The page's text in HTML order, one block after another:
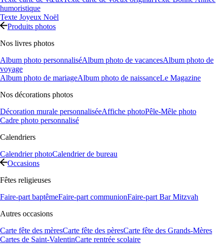
humoristique
Texte Joyeux Noël
Produits photos
Nos livres photos
Album photo personnaliséAlbum photo de vacancesAlbum photo de
voyage
Album photo de mariageAlbum photo de naissanceLe Magazine
Nos décorations photos
Décoration murale personnaliséeAffiche photoPêle-Mêle photo
Cadre photo personnalisé
Calendriers
Calendrier photoCalendrier de bureau
Occasions
Fêtes religieuses
Faire-part baptêmeFaire-part communionFaire-part Bar Mitzvah
Autres occasions
Carte fête des mèresCarte fête des pèresCarte fête des Grands-Mères
Cartes de Saint-ValentinCarte rentrée scolaire